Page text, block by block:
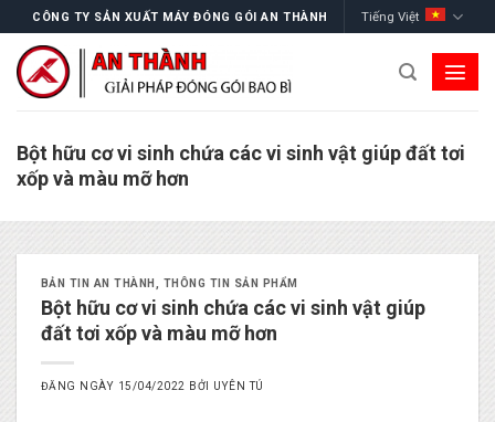
to
content
CÔNG TY SẢN XUẤT MÁY ĐÓNG GÓI AN THÀNH Tiếng Việt
Bột hữu cơ vi sinh chứa các vi sinh vật giúp đất tơi
xốp và màu mỡ hơn
BẢN TIN AN THÀNH THÔNG TIN SẢN PHẨM
Bột hữu cơ vi sinh chứa các vi sinh vật giúp
đất tơi xốp và màu mỡ hơn
ĐĂNG NGÀY 15/04/2022 BỞI UYÊN TÚ